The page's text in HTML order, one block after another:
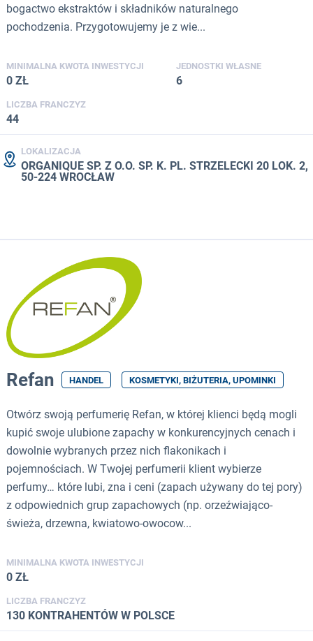
bogactwo ekstraktów i składników naturalnego
pochodzenia. Przygotowujemy je z wie...
MINIMALNA KWOTA INWESTYCJI
0 ZŁ
JEDNOSTKI WŁASNE
6
LICZBA FRANCZYZ
44
LOKALIZACJA
ORGANIQUE SP. Z O.O. SP. K. PL. STRZELECKI 20 LOK. 2,
50-224 WROCŁAW
Refan HANDEL KOSMETYKI, BIŻUTERIA, UPOMINKI
Otwórz swoją perfumerię Refan, w której klienci będą mogli
kupić swoje ulubione zapachy w konkurencyjnych cenach i
dowolnie wybranych przez nich flakonikach i
pojemnościach. W Twojej perfumerii klient wybierze
perfumy… które lubi, zna i ceni (zapach używany do tej pory)
z odpowiednich grup zapachowych (np. orzeźwiająco-
świeża, drzewna, kwiatowo-owocow...
MINIMALNA KWOTA INWESTYCJI
0 ZŁ
LICZBA FRANCZYZ
130 KONTRAHENTÓW W POLSCE